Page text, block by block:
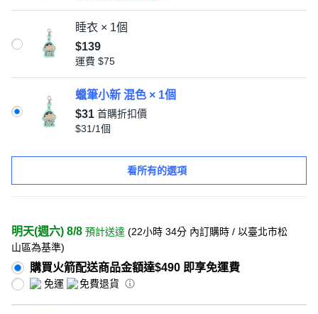
睡衣 × 1個
$139
運費 $75
蠟筆小新 混色 × 1個
$31 首購折扣價
$31/1個
看所有的選項
明天(週六) 8/8 預計送達 (22小時 34分 內訂購時 / 以臺北市松
山區為基準)
購買火箭配送商品金額達$490 即享免運費
免運 免費退貨